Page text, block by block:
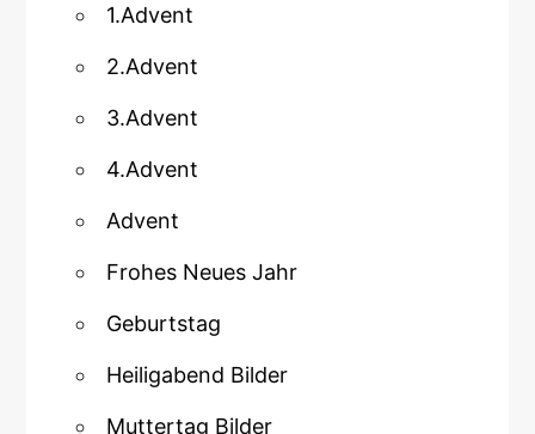
1.Advent
2.Advent
3.Advent
4.Advent
Advent
Frohes Neues Jahr
Geburtstag
Heiligabend Bilder
Muttertag Bilder